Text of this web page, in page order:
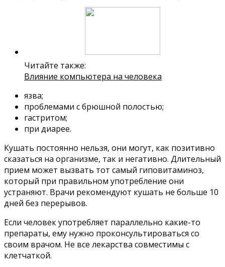
Читайте также:
Влияние компьютера на человека
язва;
проблемами с брюшной полостью;
гастритом;
при диарее.
Кушать постоянно нельзя, они могут, как позитивно
сказаться на организме, так и негативно. Длительный
прием может вызвать тот самый гиповитаминоз,
который при правильном употребление они
устраняют. Врачи рекомендуют кушать не больше 10
дней без перерывов.
Если человек употребляет параллельно какие-то
препараты, ему нужно проконсультироваться со
своим врачом. Не все лекарства совместимы с
клетчаткой.